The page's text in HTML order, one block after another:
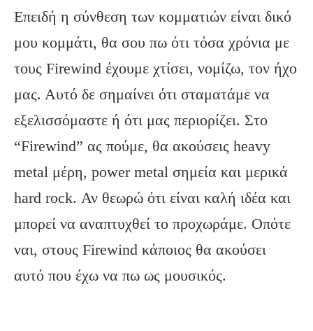
Επειδή η σύνθεση των κομματιών είναι δικό
μου κομμάτι, θα σου πω ότι τόσα χρόνια με
τους Firewind έχουμε χτίσει, νομίζω, τον ήχο
μας. Αυτό δε σημαίνει ότι σταματάμε να
εξελισσόμαστε ή ότι μας περιορίζει. Στο
“Firewind” ας πούμε, θα ακούσεις heavy
metal μέρη, power metal σημεία και μερικά
hard rock. Αν θεωρώ ότι είναι καλή ιδέα και
μπορεί να αναπτυχθεί το προχωράμε. Οπότε
ναι, στους Firewind κάποιος θα ακούσει
αυτό που έχω να πω ως μουσικός.